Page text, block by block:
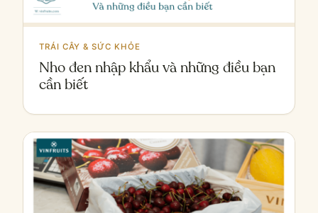
TRÁI CÂY & SỨC KHỎE
Nho đen nhập khẩu và những điều bạn
cần biết